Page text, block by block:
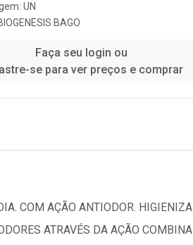
UN
BAGO
Faça seu login ou
se para ver preços e comprar
COM AÇÃO ANTIODOR.
ATRAVÉS DA AÇÃO